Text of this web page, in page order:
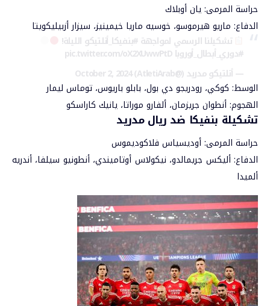
حراسة المرمى: يان أوبلاك
الدفاع: ماريو هيرموسو، خوسيه ماريا خيمينيز، سيزار أزبيليكويتا
تشكيلنا الرسمي لمواجهة#بنفيكا_أتلتيكو الليلة!
#دوري_أبطال_أوروباpic.twitter.com/oX2XUwwPtD
— أتلتيكو مدريد (@AtletiArab)
October 2, 2024
الوسط: كوكي، رودريجو دي بول، بابلو باريوس، توماس ليمار
الهجوم: أنطوان جريزمان، ألفارو موراتا، يانيك كاراسكو
تشكيلة بنفيكا ضد ريال مدريد
حراسة المرمى: أوديسياس فلاكوديموس
الدفاع: أليكس جريمالدو، نيكولاس أوتاميندي، أنطونيو سيلفا، أندريه
ألميدا